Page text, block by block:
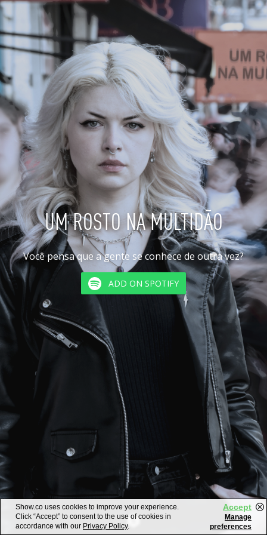
UM ROSTO NA MULTIDÃO
Você pensa que a gente se conhece de outra vez?
ADD ON SPOTIFY
Show.co uses cookies to improve your experience.
Click “Accept” to consent to the use of cookies in
accordance with our Privacy Policy.
Accept
Manage
preferences